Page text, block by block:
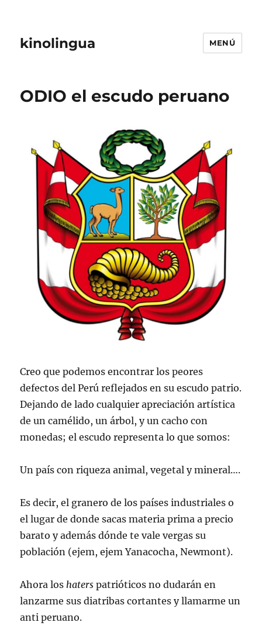
kinolingua MENÚ
ODIO el escudo peruano
Creo que podemos encontrar los peores
defectos del Perú reflejados en su escudo patrio.
Dejando de lado cualquier apreciación artística
de un camélido, un árbol, y un cacho con
monedas; el escudo representa lo que somos:
Un país con riqueza animal, vegetal y mineral….
Es decir, el granero de los países industriales o
el lugar de donde sacas materia prima a precio
barato y además dónde te vale vergas su
población (ejem, ejem Yanacocha, Newmont).
Ahora los haters patrióticos no dudarán en
lanzarme sus diatribas cortantes y llamarme un
anti peruano.